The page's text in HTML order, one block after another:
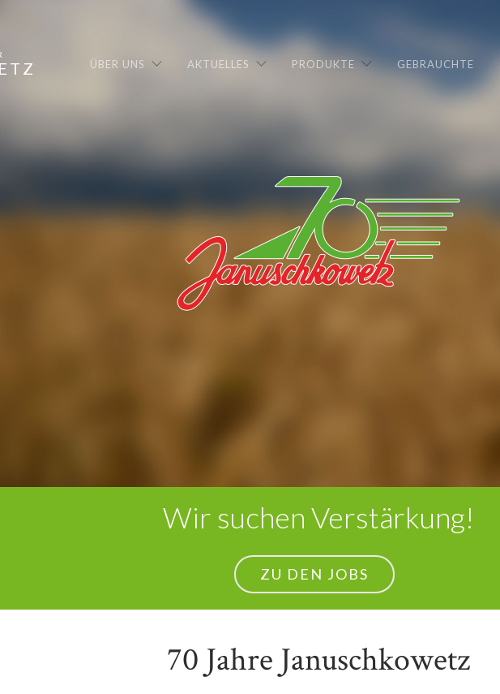
ÜBER UNS AKTUELLES PRODUKTE GEBRAUCHTE
Wir suchen Verstärkung!
ZU DEN JOBS
70 Jahre Januschkowetz